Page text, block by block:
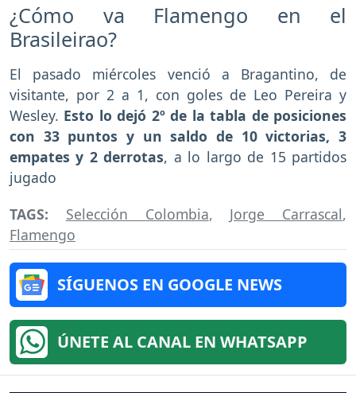
¿Cómo va Flamengo en el
Brasileirao?
El pasado miércoles venció a Bragantino, de
visitante, por 2 a 1, con goles de Leo Pereira y
Wesley. Esto lo dejó 2º de la tabla de posiciones
con 33 puntos y un saldo de 10 victorias, 3
empates y 2 derrotas, a lo largo de 15 partidos
jugado
TAGS: Selección Colombia, Jorge Carrascal,
Flamengo
SÍGUENOS EN GOOGLE NEWS
ÚNETE AL CANAL EN WHATSAPP